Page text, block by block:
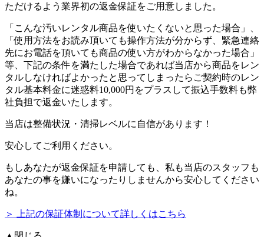
ただけるよう業界初の返金保証をご用意しました。
「こんな汚いレンタル商品を使いたくないと思った場合」、
「使用方法をお読み頂いても操作方法が分からず、緊急連絡
先にお電話を頂いても商品の使い方がわからなかった場合」
等、下記の条件を満たした場合であれば当店から商品をレン
タルしなければよかったと思ってしまったらご契約時のレン
タル基本料金に迷惑料10,000円をプラスして振込手数料も弊
社負担で返金いたします。
当店は整備状況・清掃レベルに自信があります！
安心してご利用ください。
もしあなたが返金保証を申請しても、私も当店のスタッフも
あなたの事を嫌いになったりしませんから安心してください
ね。
＞ 上記の保証体制について詳しくはこちら